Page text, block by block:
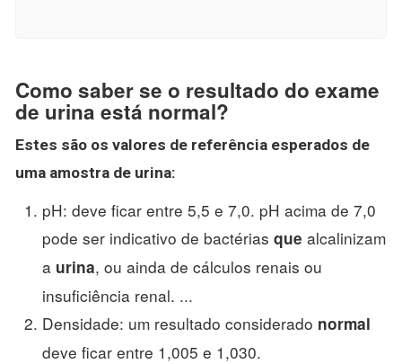
Como saber se o resultado do exame
de urina está normal?
Estes são os valores de referência esperados de
uma amostra de urina:
pH: deve ficar entre 5,5 e 7,0. pH acima de 7,0
pode ser indicativo de bactérias que alcalinizam
a urina, ou ainda de cálculos renais ou
insuficiência renal. ...
Densidade: um resultado considerado normal
deve ficar entre 1,005 e 1,030.